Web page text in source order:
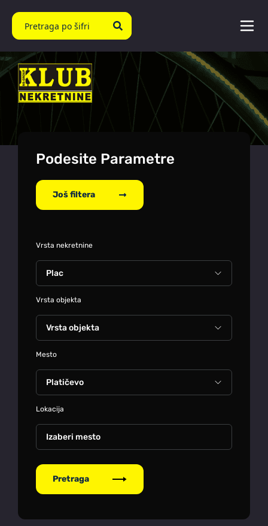
Podesite Parametre
Još filtera
Vrsta nekretnine
Vrsta objekta
Mesto
Lokacija
Izaberi mesto
Pretraga